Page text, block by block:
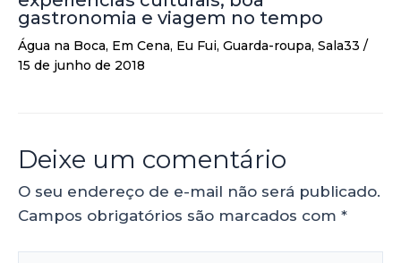
gastronomia e viagem no tempo
Água na Boca, Em Cena, Eu Fui, Guarda-roupa, Sala33 /
15 de junho de 2018
Deixe um comentário
O seu endereço de e-mail não será publicado.
Campos obrigatórios são marcados com *